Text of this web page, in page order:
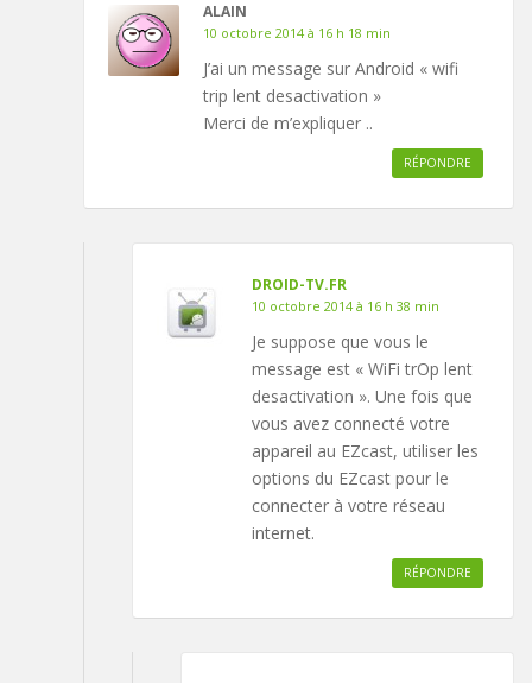
ALAIN
10 octobre 2014 à 16 h 18 min
J’ai un message sur Android « wifi
trip lent desactivation »
Merci de m’expliquer ..
RÉPONDRE
DROID-TV.FR
10 octobre 2014 à 16 h 38 min
Je suppose que vous le
message est « WiFi trOp lent
desactivation ». Une fois que
vous avez connecté votre
appareil au EZcast, utiliser les
options du EZcast pour le
connecter à votre réseau
internet.
RÉPONDRE